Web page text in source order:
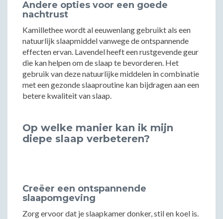
Andere opties voor een goede
nachtrust
Kamillethee wordt al eeuwenlang gebruikt als een
natuurlijk slaapmiddel vanwege de ontspannende
effecten ervan. Lavendel heeft een rustgevende geur
die kan helpen om de slaap te bevorderen. Het
gebruik van deze natuurlijke middelen in combinatie
met een gezonde slaaproutine kan bijdragen aan een
betere kwaliteit van slaap.
Op welke manier kan ik mijn
diepe slaap verbeteren?
Creëer een ontspannende
slaapomgeving
Zorg ervoor dat je slaapkamer donker, stil en koel is.